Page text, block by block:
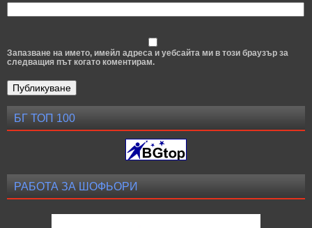
Запазване на името, имейл адреса и уебсайта ми в този браузър за
следващия път когато коментирам.
БГ ТОП 100
РАБОТА ЗА ШОФЬОРИ